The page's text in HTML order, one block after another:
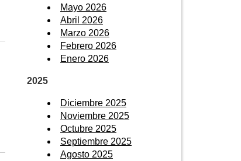
Mayo 2026
Abril 2026
Marzo 2026
Febrero 2026
Enero 2026
2025
Diciembre 2025
Noviembre 2025
Octubre 2025
Septiembre 2025
Agosto 2025